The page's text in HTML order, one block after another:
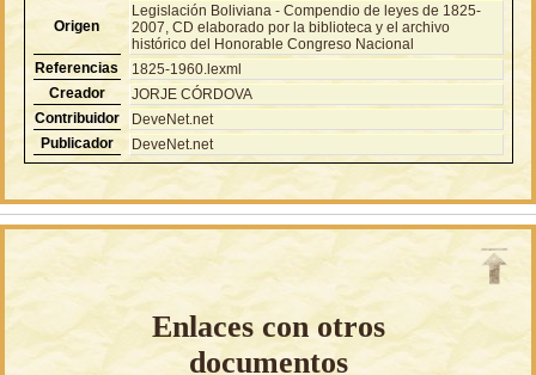
Origen
Legislación Boliviana - Compendio de leyes de 1825-
2007, CD elaborado por la biblioteca y el archivo
histórico del Honorable Congreso Nacional
Referencias
1825-1960.lexml
Creador
JORJE CÓRDOVA
Contribuidor
DeveNet.net
Publicador
DeveNet.net
Enlaces con otros
documentos